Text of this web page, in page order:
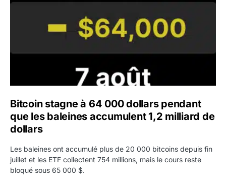
Bitcoin stagne à 64 000 dollars pendant
que les baleines accumulent 1,2 milliard de
dollars
Les baleines ont accumulé plus de 20 000 bitcoins depuis fin
juillet et les ETF collectent 754 millions, mais le cours reste
bloqué sous 65 000 $.